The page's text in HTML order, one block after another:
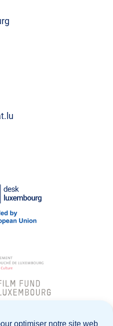
optimiser notre site web
2026